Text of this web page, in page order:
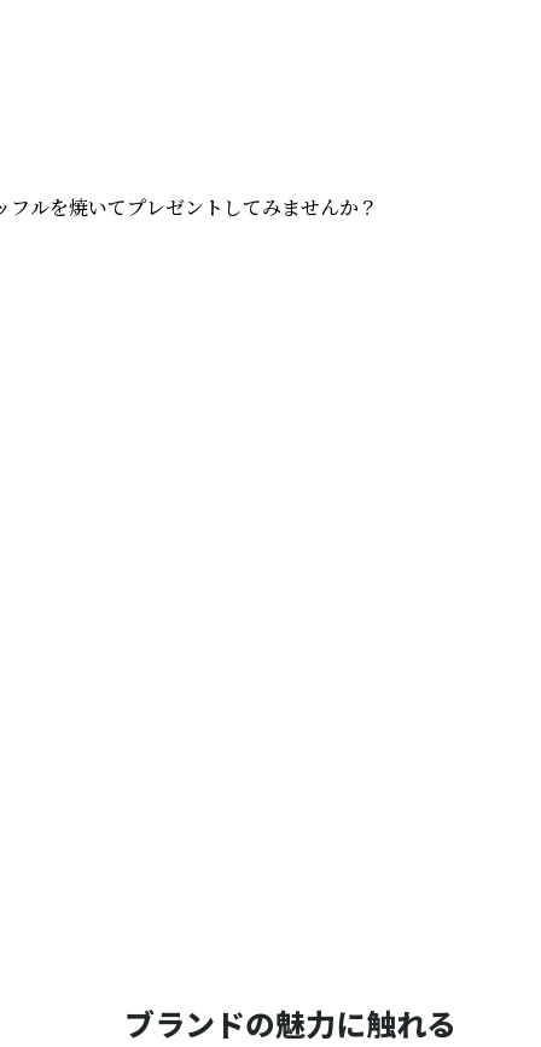
ルを焼いてプレゼントしてみませんか？
ブランドの魅力に触れる